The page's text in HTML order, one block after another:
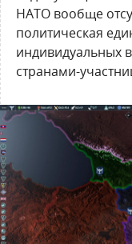
НАТО вообще
политическая
индивидуальных
странами-